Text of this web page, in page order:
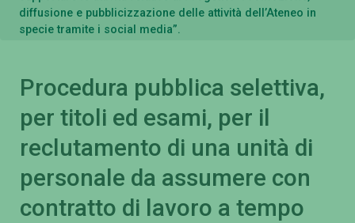
diffusione e pubblicizzazione delle attività dell’Ateneo in
specie tramite i social media”.
Procedura pubblica selettiva,
per titoli ed esami, per il
reclutamento di una unità di
personale da assumere con
contratto di lavoro a tempo